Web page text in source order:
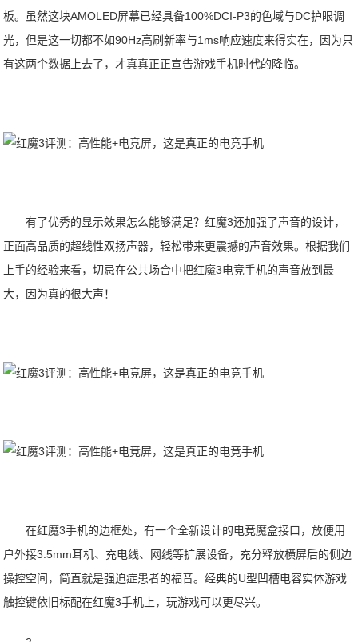
板。虽然这块AMOLED屏幕已经具备100%DCI-P3的色域与DC护眼调
光，但是这一切都不如90Hz高刷新率与1ms响应速度来得实在，因为只
有这两个数据上去了，才真真正正宣告游戏手机时代的降临。
有了优秀的显示效果怎么能够满足？红魔3还加强了声音的设计，
正面高品质的超线性双扬声器，轻松带来更震撼的声音效果。根据我们
上手的经验来看，切忌在公共场合中把红魔3电竞手机的声音放到最
大，因为真的很大声！
在红魔3手机的边框处，有一个全新设计的电竞魔盒接口，放便用
户外接3.5mm耳机、充电线、网线等扩展设备，充分释放横屏后的侧边
操控空间，简直就是强迫症患者的福音。经典的U型凹槽电容实体游戏
触控键依旧标配在红魔3手机上，玩游戏可以更尽兴。